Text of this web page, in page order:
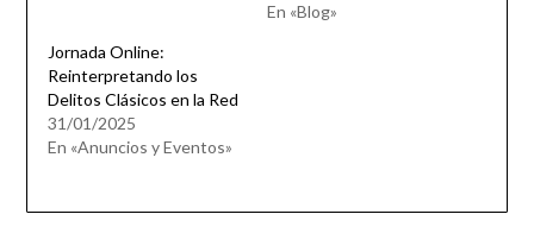
En «Blog»
Jornada Online:
Reinterpretando los
Delitos Clásicos en la Red
31/01/2025
En «Anuncios y Eventos»